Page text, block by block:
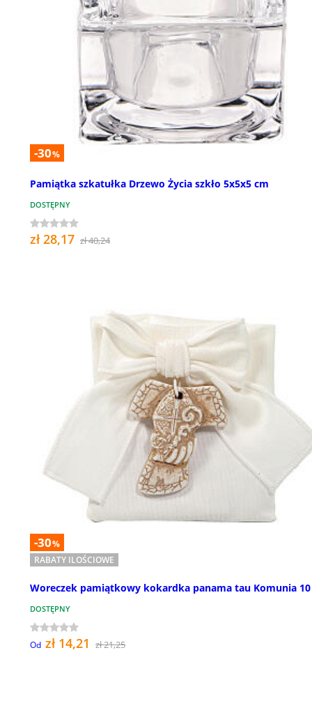
-30%
Pamiątka szkatułka Drzewo Życia szkło 5x5x5 cm
DOSTĘPNY
zł 28,17 zł 40,24
-30%
RABATY ILOŚCIOWE
Woreczek pamiątkowy kokardka panama tau Komunia
DOSTĘPNY
Od zł 14,21 zł 21,25